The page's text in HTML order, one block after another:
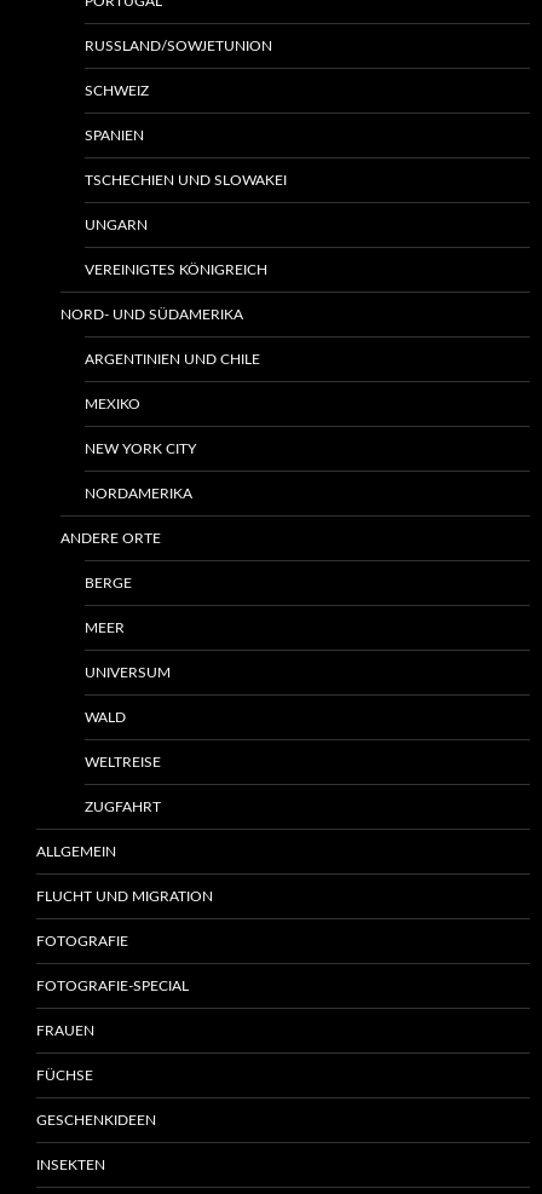
RUSSLAND/SOWJETUNION
SCHWEIZ
SPANIEN
TSCHECHIEN UND SLOWAKEI
UNGARN
VEREINIGTES KÖNIGREICH
NORD- UND SÜDAMERIKA
ARGENTINIEN UND CHILE
MEXIKO
NEW YORK CITY
NORDAMERIKA
ANDERE ORTE
BERGE
MEER
UNIVERSUM
WALD
WELTREISE
ZUGFAHRT
ALLGEMEIN
FLUCHT UND MIGRATION
FOTOGRAFIE
FOTOGRAFIE-SPECIAL
FRAUEN
FÜCHSE
GESCHENKIDEEN
INSEKTEN